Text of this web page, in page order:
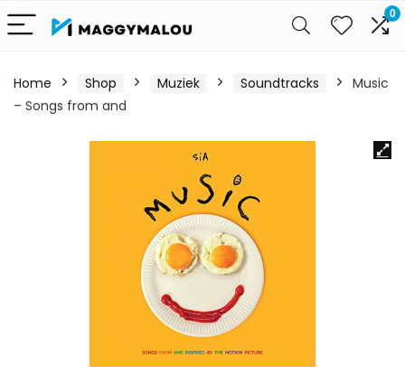
0
Home Shop Muziek Soundtracks
Music
– Songs from and